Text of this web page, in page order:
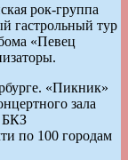
рок-группа
гастрольный тур
«Певец
«Пикник»
зала
БКЗ
по 100 городам